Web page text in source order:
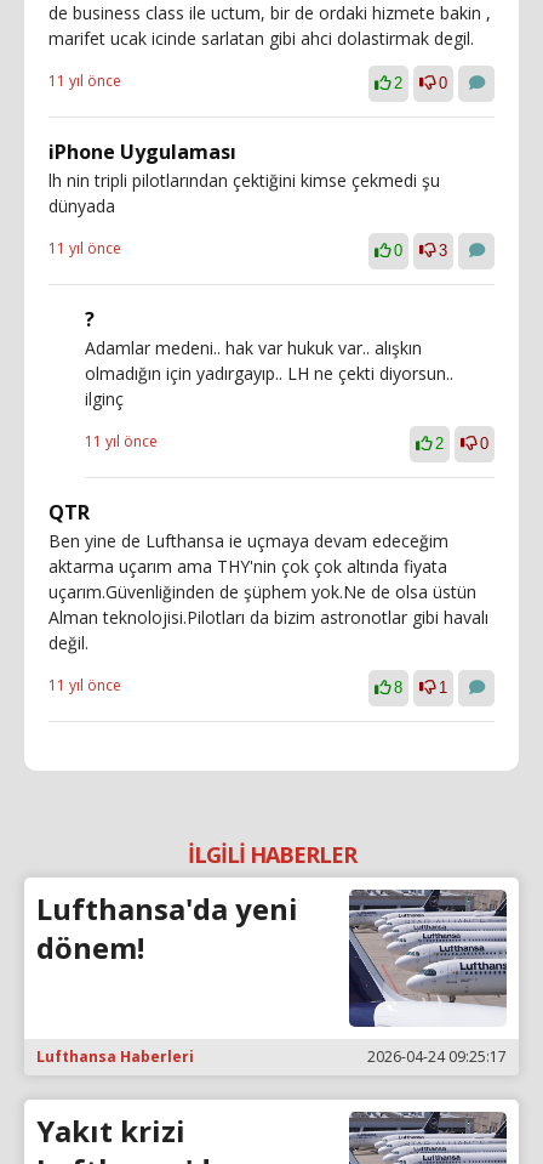
de business class ile uctum, bir de ordaki hizmete bakin ,
marifet ucak icinde sarlatan gibi ahci dolastirmak degil.
11 yıl önce 2 0
iPhone Uygulaması
lh nin tripli pilotlarından çektiğini kimse çekmedi şu
dünyada
11 yıl önce 0 3
?
Adamlar medeni.. hak var hukuk var.. alışkın
olmadığın için yadırgayıp.. LH ne çekti diyorsun..
ilginç
11 yıl önce 2 0
QTR
Ben yine de Lufthansa ie uçmaya devam edeceğim
aktarma uçarım ama THY'nin çok çok altında fiyata
uçarım.Güvenliğinden de şüphem yok.Ne de olsa üstün
Alman teknolojisi.Pilotları da bizim astronotlar gibi havalı
değil.
11 yıl önce 8 1
İLGİLİ HABERLER
Lufthansa'da yeni
dönem!
Lufthansa Haberleri 2026-04-24 09:25:17
Yakıt krizi